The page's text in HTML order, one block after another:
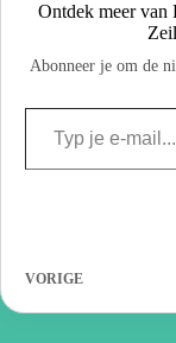
Ontdek meer van
Abonneer je om de
VORIGE